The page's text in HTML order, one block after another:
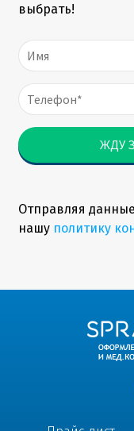
выбрать!
Отправляя
нашу политику